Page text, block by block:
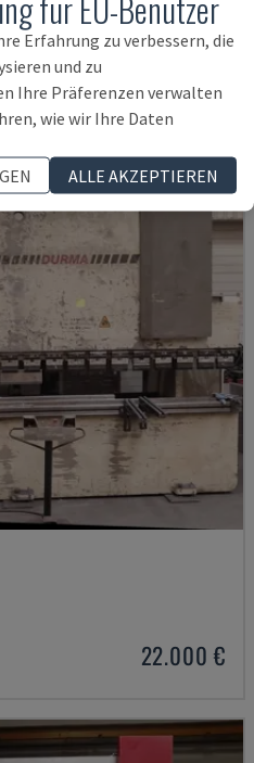
14.000 €
22.000 €
Erfahrung zu verbessern, die
und zu
Ihre Präferenzen verwalten
wie wir Ihre Daten
ALLE AKZEPTIEREN